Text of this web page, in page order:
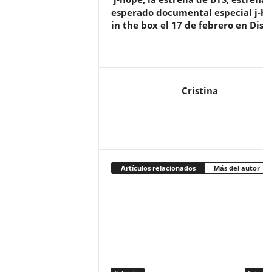
esperado documental especial j-
in the box el 17 de febrero en
Cristina
Artículos relacionados Más del autor